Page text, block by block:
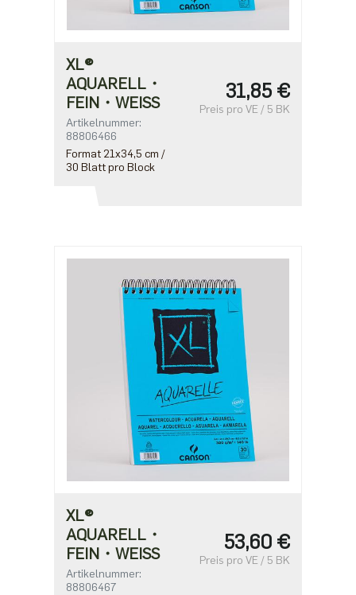
XL®
AQUARELL・
FEIN・WEISS
Artikelnummer:
88806466
Format 21x34,5 cm /
30 Blatt pro Block
31,85 €
Preis pro VE / 5 BK
XL®
AQUARELL・
FEIN・WEISS
Artikelnummer:
88806467
53,60 €
Preis pro VE / 5 BK